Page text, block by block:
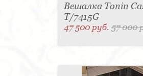
Вешалка Tonin
T/7415G
47 500 руб.57 000